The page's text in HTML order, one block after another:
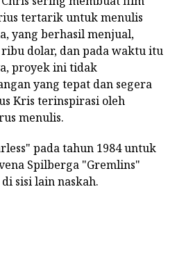
tertarik untuk menulis
yang berhasil menjual,
dolar, dan pada waktu itu
proyek ini tidak
yang tepat dan segera
Kris terinspirasi oleh
menulis.
pada tahun 1984 untuk
Spilberga "Gremlins"
sisi lain naskah.